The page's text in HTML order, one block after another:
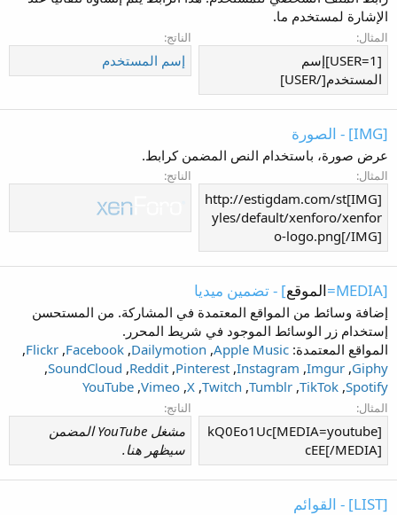
الإشارة لمستخدم ما.
المثال:
[USER=1]إسم
المستخدم[/USER]
الناتج:
إسم المستخدم
[IMG] - الصورة
عرض صورة، باستخدام النص المضمن كرابط.
المثال:
[IMG]http://estigdam.com/st
yles/default/xenforo/xenfor
o-logo.png[/IMG]
الناتج:
[MEDIA= الموقع] - تضمين ميديا
إضافة وسائط من المواقع المعتمدة في المشاركة. من المستحسن
إستخدام زر الوسائط الموجود في شريط المحرر.
المواقع المعتمدة: Apple Music
,
Dailymotion
,
Facebook
,
Flickr
,
Giphy
,
Imgur
,
Instagram
,
Pinterest
,
Reddit
,
SoundCloud
,
Spotify
,
TikTok
,
Tumblr
,
Twitch
,
X
,
Vimeo
,
YouTube
المثال:
[MEDIA=youtube]kQ0Eo1Uc
cEE[/MEDIA]
الناتج:
مشغل YouTube المضمن
سيظهر هنا.
[LIST] - القوائم